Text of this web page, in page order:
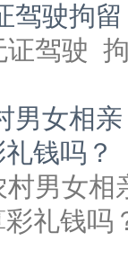
驾驶拘留
证驾驶
男女相
钱吗？
村男女相
礼钱吗